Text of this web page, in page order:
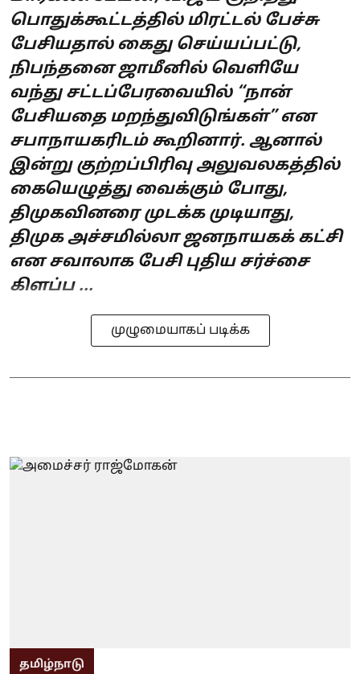
பொதுக்கூட்டத்தில் மிரட்டல் பேச்சு
பேசியதால் கைது செய்யப்பட்டு,
நிபந்தனை ஜாமீனில் வெளியே
வந்து சட்டப்பேரவையில் “நான்
பேசியதை மறந்துவிடுங்கள்” என
சபாநாயகரிடம் கூறினார். ஆனால்
இன்று குற்றப்பிரிவு அலுவலகத்தில்
கையெழுத்து வைக்கும் போது,
திமுகவினரை முடக்க முடியாது,
திமுக அச்சமில்லா ஜனநாயகக் கட்சி
என சவாலாக பேசி புதிய சர்ச்சை
கிளப்ப ...
முழுமையாகப் படிக்க
தமிழ்நாடு